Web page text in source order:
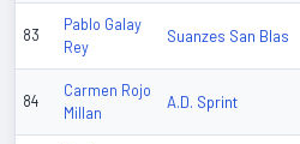
83
Pablo Galay
Rey
Suanzes San Blas
84
Carmen Rojo
Millan
A.D. Sprint